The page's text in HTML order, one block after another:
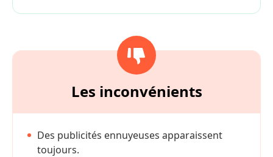
Les inconvénients
Des publicités ennuyeuses apparaissent
toujours.